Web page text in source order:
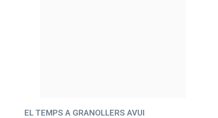
EL TEMPS A GRANOLLERS AVUI